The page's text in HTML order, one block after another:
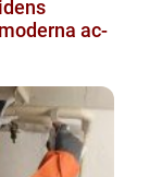
ac-